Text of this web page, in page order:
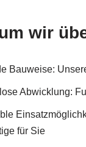
wir
Bauweise:
Abwicklung:
für Sie